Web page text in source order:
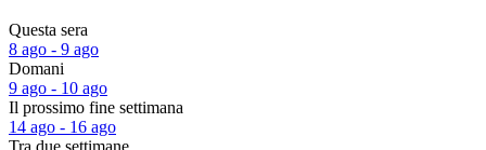
Questa sera
8 ago - 9 ago
Domani
9 ago - 10 ago
Il prossimo fine settimana
14 ago - 16 ago
Tra due settimane